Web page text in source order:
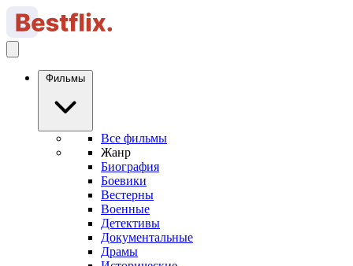
Фильмы
Все фильмы
Жанр
Биография
Боевики
Вестерны
Военные
Детективы
Документальные
Драмы